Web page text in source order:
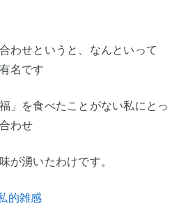
わせというと、なんといって
名です
」を食べたことがない私にとっ
わせ
が湧いたわけです。